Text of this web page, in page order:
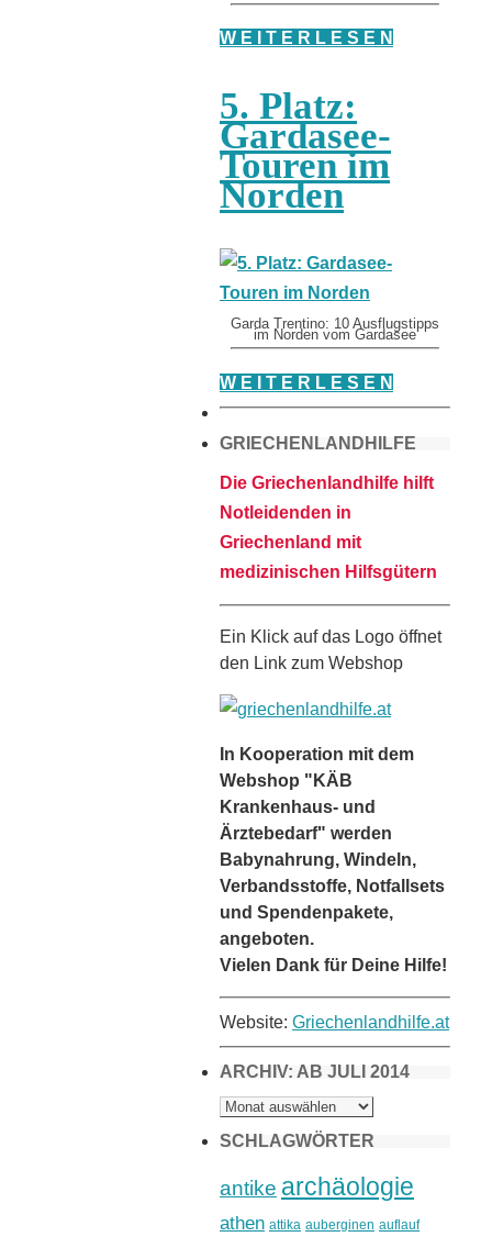
W E I T E R L E S E N
5. Platz:
Gardasee-
Touren im
Norden
Garda Trentino: 10 Ausflugstipps
im Norden vom Gardasee
W E I T E R L E S E N
GRIECHENLANDHILFE
Die Griechenlandhilfe hilft
Notleidenden in
Griechenland mit
medizinischen Hilfsgütern
Ein Klick auf das Logo öffnet
den Link zum Webshop
In Kooperation mit dem
Webshop "KÄB
Krankenhaus- und
Ärztebedarf" werden
Babynahrung, Windeln,
Verbandsstoffe, Notfallsets
und Spendenpakete,
angeboten.
Vielen Dank für Deine Hilfe!
Website: Griechenlandhilfe.at
ARCHIV: AB JULI 2014
ARCHIV:
AB
2014
SCHLAGWÖRTER
antike archäologie
athen attika auberginen auflauf